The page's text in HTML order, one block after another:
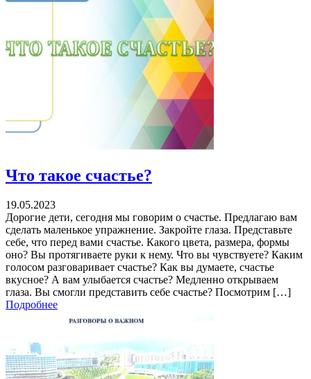
Что такое счастье?
19.05.2023
Дорогие дети, сегодня мы говорим о счастье. Предлагаю вам
сделать маленькое упражнение. Закройте глаза. Представьте
себе, что перед вами счастье. Какого цвета, размера, формы
оно? Вы протягиваете руки к нему. Что вы чувствуете? Каким
голосом разговаривает счастье? Как вы думаете, счастье
вкусное? А вам улыбается счастье? Медленно открываем
глаза. Вы смогли представить себе счастье? Посмотрим […]
Подробнее